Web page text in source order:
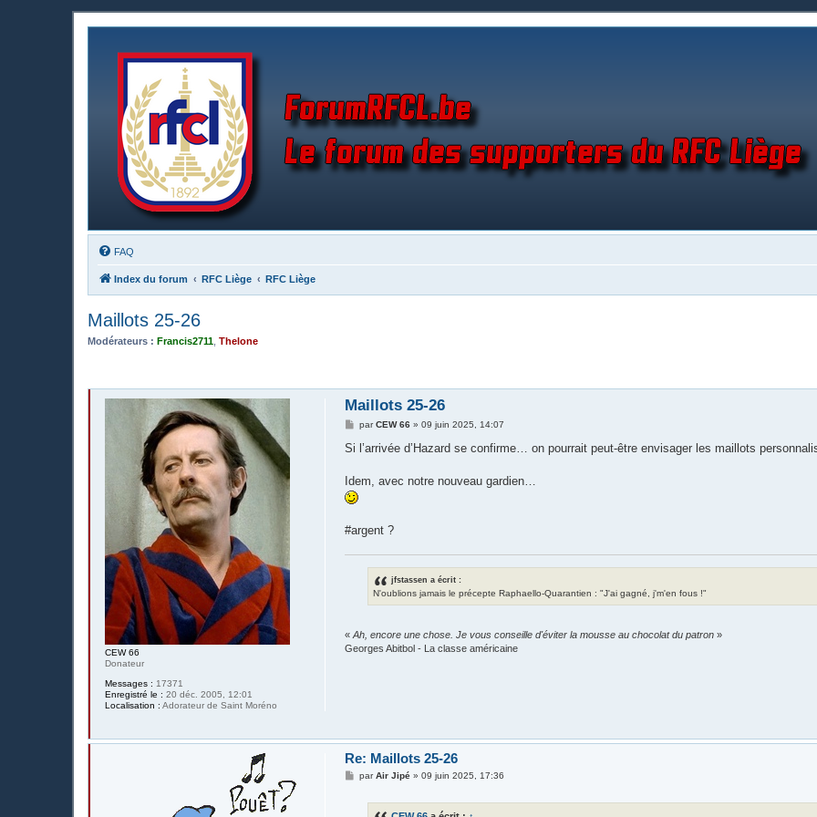
FAQ
Index du forum RFC Liège RFC Liège
Maillots 25-26
Modérateurs : Francis2711 Thelone
CEW 66
Donateur
Messages : 17371
Enregistré le : 20 déc. 2005, 12:01
Localisation : Adorateur de Saint Moréno
Maillots 25-26
M
s
g
parCEW 66 »09 juin 2025, 14:07
Si l’arrivée d’Hazard se confirme… on pourrait peut-être envisager les maillots
Idem, avec notre nouveau gardien…
#argent ?
jfstassen a écrit :
N'oublions jamais le précepte Raphaello-Quarantien : "J'ai gagné, j'm'en fous !"
«Ah, encore une chose. Je vous conseille d'éviter la mousse au chocolat du patron »
Georges Abitbol - La classe américaine
Re: Maillots 25-26
MparAir Jipé »09 juin 2025, 17:36